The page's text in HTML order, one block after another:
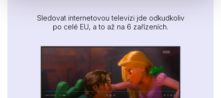
Sledovat internetovou televizi jde odkudkoliv
po celé EU, a to až na 6 zařízeních.